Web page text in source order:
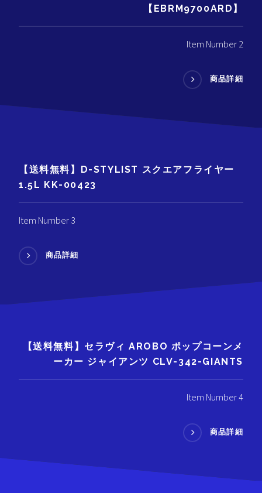
【EBRM9700ARD】
Item Number 2
商品詳細
【送料無料】D-STYLIST スクエアフライヤー
1.5L KK-00423
Item Number 3
商品詳細
【送料無料】セラヴィ AROBO ポップコーンメ
ーカー ジャイアンツ CLV-342-GIANTS
Item Number 4
商品詳細